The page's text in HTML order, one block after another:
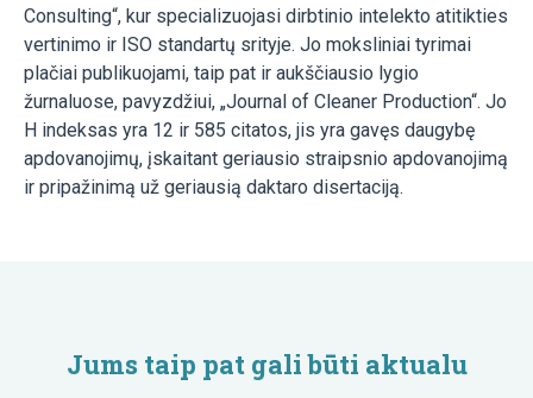
Consulting“, kur specializuojasi dirbtinio intelekto atitikties
vertinimo ir ISO standartų srityje. Jo moksliniai tyrimai
plačiai publikuojami, taip pat ir aukščiausio lygio
žurnaluose, pavyzdžiui, „Journal of Cleaner Production“. Jo
H indeksas yra 12 ir 585 citatos, jis yra gavęs daugybę
apdovanojimų, įskaitant geriausio straipsnio apdovanojimą
ir pripažinimą už geriausią daktaro disertaciją.
Jums taip pat gali būti aktualu